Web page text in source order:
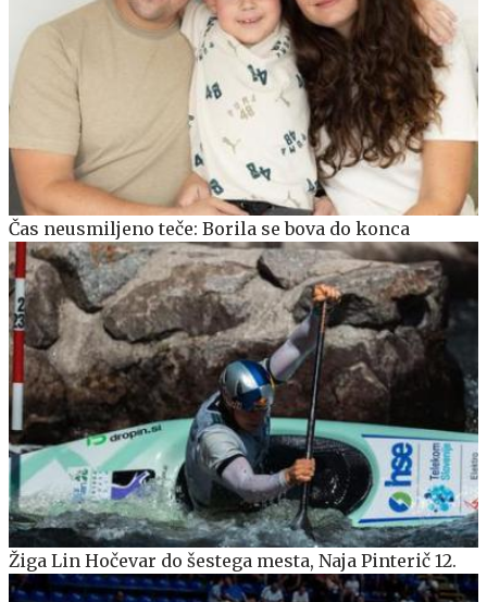
Čas neusmiljeno teče: Borila se bova do konca
Žiga Lin Hočevar do šestega mesta, Naja Pinterič 12.